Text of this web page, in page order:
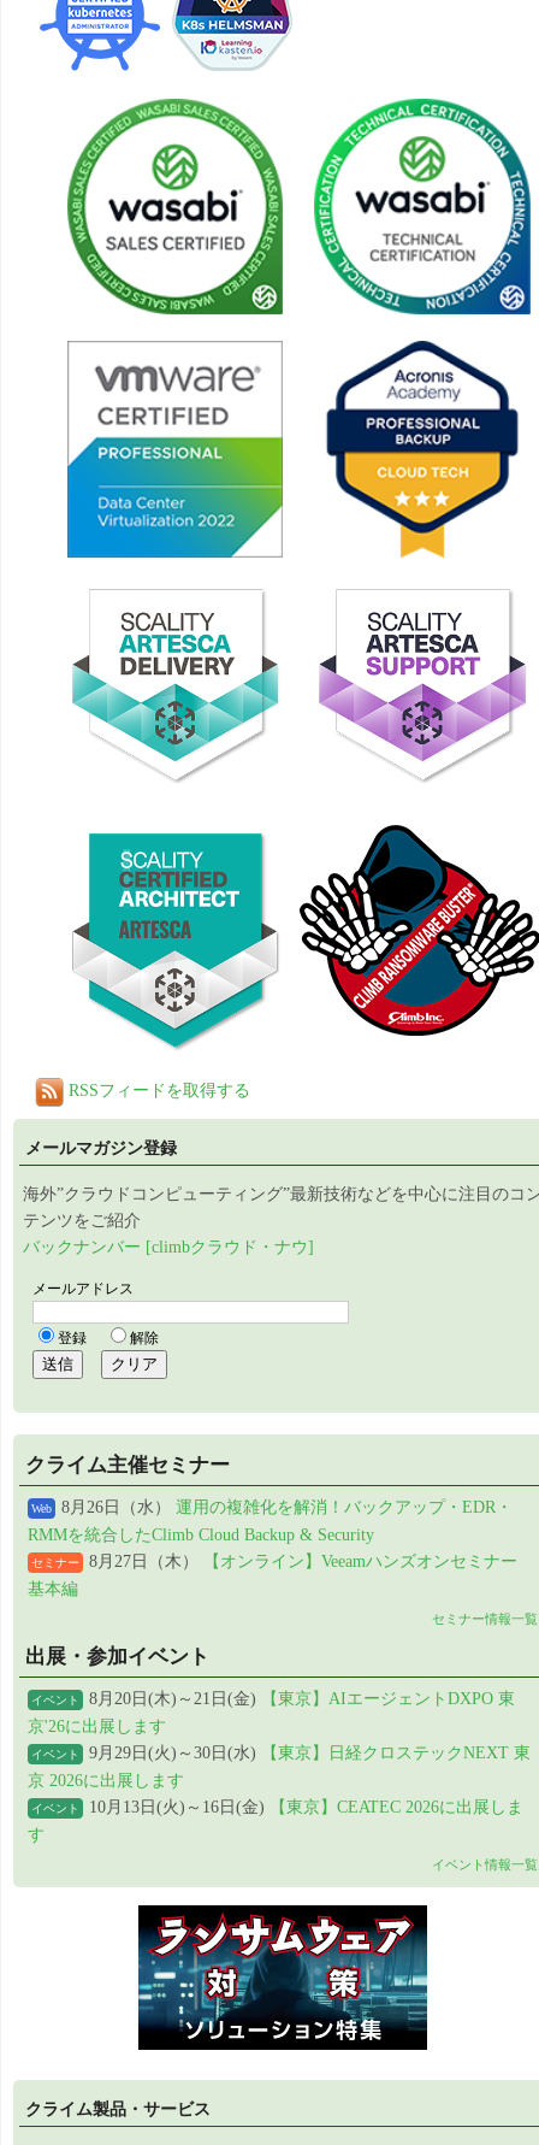
RSSフィードを取得する
メールマガジン登録
海外”クラウドコンピューティング”最新技術などを中心に注目のコ
テンツをご紹介
バックナンバー [climbクラウド・ナウ]
クライム主催セミナー
Web 8月26日（水） 運用の複雑化を解消！バックアップ・EDR・
RMMを統合したClimb Cloud Backup & Security
セミナー 8月27日（木）
【オンライン】Veeamハンズオンセミナー
基本編
セミナー情報一覧
出展・参加イベント
イベント 8月20日(木)～21日(金)
【東京】AIエージェントDXPO 東
京'26に出展します
イベント 9月29日(火)～30日(水)
【東京】日経クロステックNEXT 東
京 2026に出展します
イベント 10月13日(火)～16日(金)
【東京】CEATEC 2026に出展しま
す
イベント情報一覧
クライム製品・サービス